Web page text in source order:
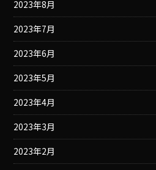
2023年8月
2023年7月
2023年6月
2023年5月
2023年4月
2023年3月
2023年2月